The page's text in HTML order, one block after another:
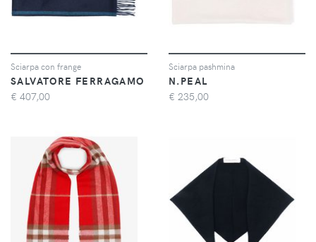
Sciarpa con frange
SALVATORE FERRAGAMO
€ 407,00
Sciarpa pashmina
N.PEAL
€ 235,00